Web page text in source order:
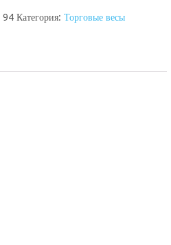
94 Категория: Торговые весы